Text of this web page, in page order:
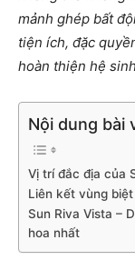
mảnh ghép bất
tiện ích, đặc
hoàn thiện hệ
Nội dung bài
Vị trí đắc địa của
Liên kết vùng
Sun Riva Vista –
hoa nhất